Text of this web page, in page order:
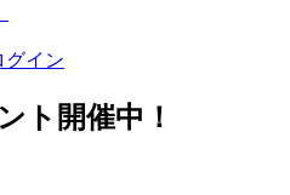
グイン
ト開催中！